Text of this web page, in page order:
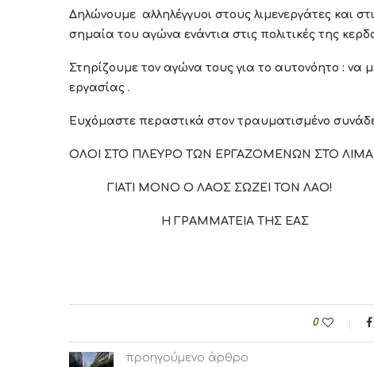
Δηλώνουμε αλληλέγγυοι στους λιμενεργάτες και
σημαία του αγώνα ενάντια στις πολιτικές της
Στηρίζουμε τον αγώνα τους για το αυτονόητο : να
εργασίας .
Ευχόμαστε περαστικά στον τραυματισμένο
ΟΛΟΙ ΣΤΟ ΠΛΕΥΡΟ ΤΩΝ ΕΡΓΑΖΟΜΕΝΩΝ ΣΤΟ
ΓΙΑΤΙ ΜΟΝΟ Ο ΛΑΟΣ ΣΩΖΕΙ ΤΟΝ ΛΑΟ!
Η ΓΡΑΜΜΑΤΕΙΑ ΤΗΣ ΕΑΣ
0
προηγούμενο άρθρο